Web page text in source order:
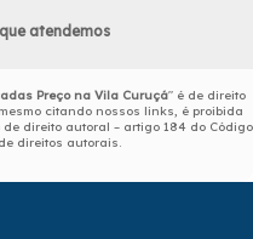
atendemos
Preço na Vila Curuçá" é de direito
citando nossos links, é proibida
direito autoral – artigo 184 do Código
direitos autorais.